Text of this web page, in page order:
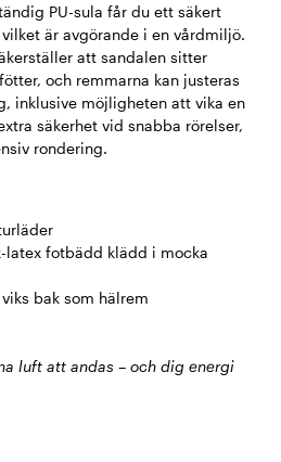
PU-sula får du ett säkert
är avgörande i en vårdmiljö.
att sandalen sitter
och remmarna kan justeras
inklusive möjligheten att vika en
säkerhet vid snabba rörelser,
rondering.
latex fotbädd klädd i mocka
bak som hälrem
luft att andas – och dig energi